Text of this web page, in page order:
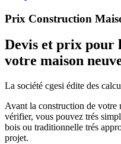
Prix Construction
Devis et prix pour
votre maison
La société cgesi édite des
Avant la construction de votre
vérifier, vous pouvez trés
bois ou traditionnelle trés
projet.